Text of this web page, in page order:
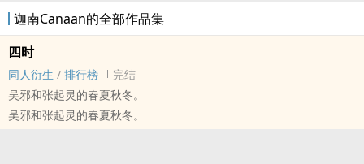
迦南Canaan的全部作品集
四时
‌同‍‎‌人‎‌‌衍生 / 排行榜
完结
吴邪和张起灵的春夏秋冬。
吴邪和张起灵的春夏秋冬。